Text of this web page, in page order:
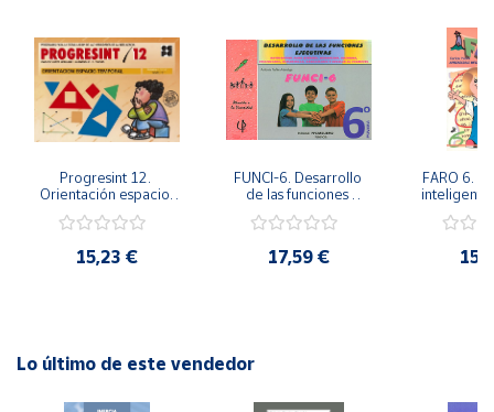
cliente
Ubicación
Península
Baleares
Canarias,
María Lorente, Manuel Porras, María Rodríguez
Editorial: PromoLibro
ISBN: 9788479864002
Idioma: Español
Progresint 12.
Orientación espacio-
15,23 €
FUNCI-6. Desarrollo
de las funciones
Primaria.
17,59 €
FARO 6.
inteligente
Lo último de este vendedor